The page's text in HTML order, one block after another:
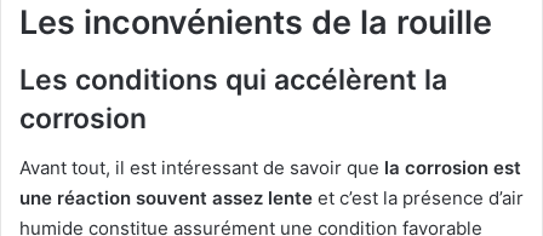
Les inconvénients de la rouille
Les conditions qui accélèrent la
corrosion
Avant tout, il est intéressant de savoir que la corrosion est
une réaction souvent assez lente et c’est la présence d’air
humide constitue assurément une condition favorable